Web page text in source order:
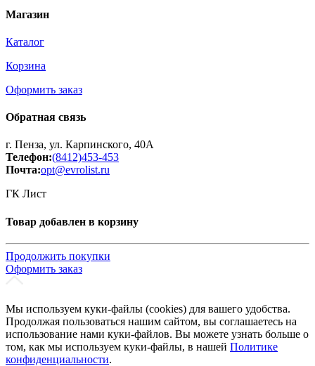
Магазин
Каталог
Корзина
Оформить заказ
Обратная связь
г. Пенза, ул. Карпинского, 40А
Телефон:(8412)453-453
Почта:opt@evrolist.ru
ГК Лист
Товар добавлен в корзину
Продолжить покупки
Оформить заказ
Мы используем куки-файлы (cookies) для вашего удобства.
Продолжая пользоваться нашим сайтом, вы соглашаетесь на
использование нами куки-файлов. Вы можете узнать больше о
том, как мы используем куки-файлы, в нашей Политике
конфиденциальности.